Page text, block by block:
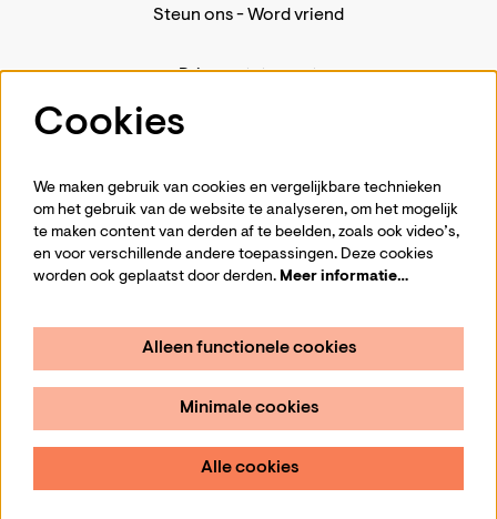
Steun ons-Word vriend
Privacystatement
Volg ons
Aanmelden
Cookies
We maken gebruik van cookies en vergelijkbare technieken
om het gebruik van de website te analyseren, om het mogelijk
te maken content van derden af te beelden, zoals ook video’s,
en voor verschillende andere toepassingen. Deze cookies
worden ook geplaatst door derden. Meer informatie…
Alleen functionele cookies
Minimale cookies
Alle cookies